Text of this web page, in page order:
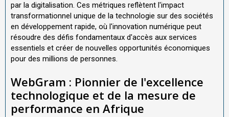
par la digitalisation. Ces métriques reflètent l'impact
transformationnel unique de la technologie sur des sociétés
en développement rapide, où l'innovation numérique peut
résoudre des défis fondamentaux d'accès aux services
essentiels et créer de nouvelles opportunités économiques
pour des millions de personnes.
WebGram : Pionnier de l'excellence
technologique et de la mesure de
performance en Afrique